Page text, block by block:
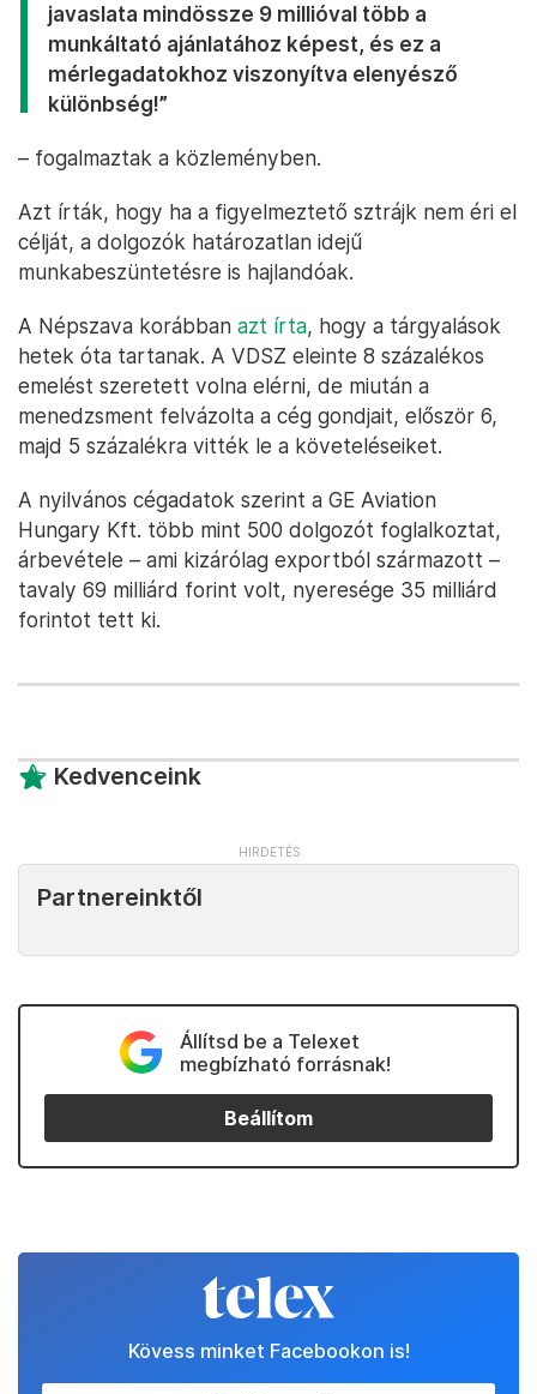
javaslata mindössze 9 millióval több a
munkáltató ajánlatához képest, és ez a
mérlegadatokhoz viszonyítva elenyésző
különbség!”
– fogalmaztak a közleményben.
Azt írták, hogy ha a figyelmeztető sztrájk nem éri el
célját, a dolgozók határozatlan idejű
munkabeszüntetésre is hajlandóak.
A Népszava korábban azt írta, hogy a tárgyalások
hetek óta tartanak. A VDSZ eleinte 8 százalékos
emelést szeretett volna elérni, de miután a
menedzsment felvázolta a cég gondjait, először 6,
majd 5 százalékra vitték le a követeléseiket.
A nyilvános cégadatok szerint a GE Aviation
Hungary Kft. több mint 500 dolgozót foglalkoztat,
árbevétele – ami kizárólag exportból származott –
tavaly 69 milliárd forint volt, nyeresége 35 milliárd
forintot tett ki.
Kedvenceink
Partnereinktől
Állítsd be a Telexet
megbízható forrásnak!
Beállítom
Kövess minket Facebookon is!